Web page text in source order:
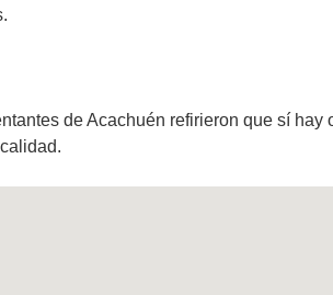
de Acachuén refirieron que sí hay